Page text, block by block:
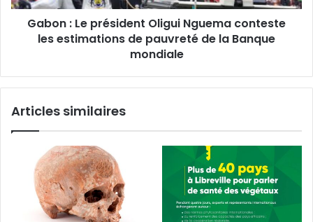
estimations
pauvreté
Banque
Gabon : Le président Oligui Nguema conteste
les estimations de pauvreté de la Banque
mondiale
Articles similaires